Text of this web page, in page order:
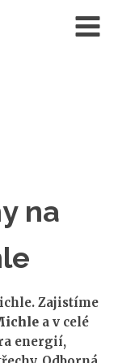
na
Zajistíme
a v celé
energií,